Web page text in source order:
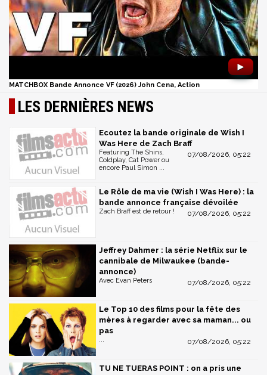
►
MATCHBOX Bande Annonce VF (2026) John Cena, Action
LES DERNIÈRES NEWS
Ecoutez la bande originale de Wish I
Was Here de Zach Braff
07/08/2026, 05:22
Featuring The Shins,
Coldplay, Cat Power ou
encore Paul Simon ...
Le Rôle de ma vie (Wish I Was Here) : la
bande annonce française dévoilée
07/08/2026, 05:22
Zach Braff est de retour !
Jeffrey Dahmer : la série Netflix sur le
cannibale de Milwaukee (bande-
annonce)
07/08/2026, 05:22
Avec Evan Peters
Le Top 10 des films pour la fête des
mères à regarder avec sa maman... ou
pas
07/08/2026, 05:22
...
TU NE TUERAS POINT : on a pris une